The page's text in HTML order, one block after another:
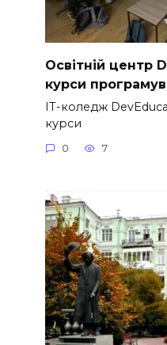
Освітній центр
курси
IT-коледж
курси
0 7